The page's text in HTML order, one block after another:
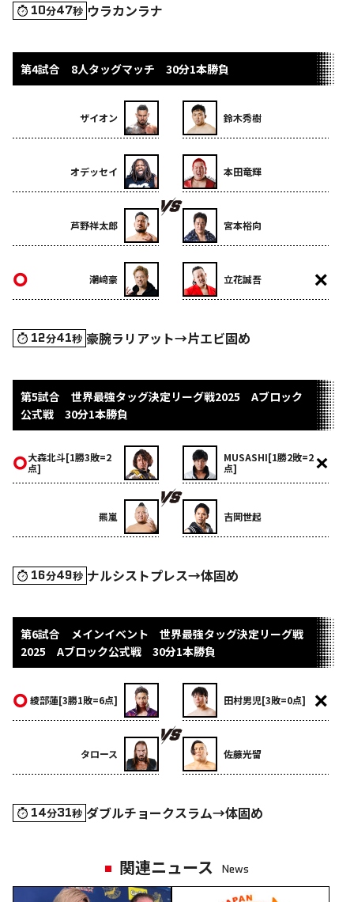
10分47秒 ウラカンラナ
第4試合 8人タッグマッチ 30分1本勝負
ザイオン
オデッセイ
芦野祥太郎
潮﨑豪
鈴木秀樹
本田竜輝
宮本裕向
立花誠吾
12分41秒 豪腕ラリアット→片エビ固め
第5試合 世界最強タッグ決定リーグ戦2025 Aブロック
公式戦 30分1本勝負
大森北斗[1勝3敗=2
点]
羆嵐
MUSASHI[1勝2敗=2
点]
吉岡世起
16分49秒 ナルシストプレス→体固め
第6試合 メインイベント 世界最強タッグ決定リーグ戦
2025 Aブロック公式戦 30分1本勝負
綾部蓮[3勝1敗=6点]
タロース
田村男児[3敗=0点]
佐藤光留
14分31秒 ダブルチョークスラム→体固め
関連ニュース News